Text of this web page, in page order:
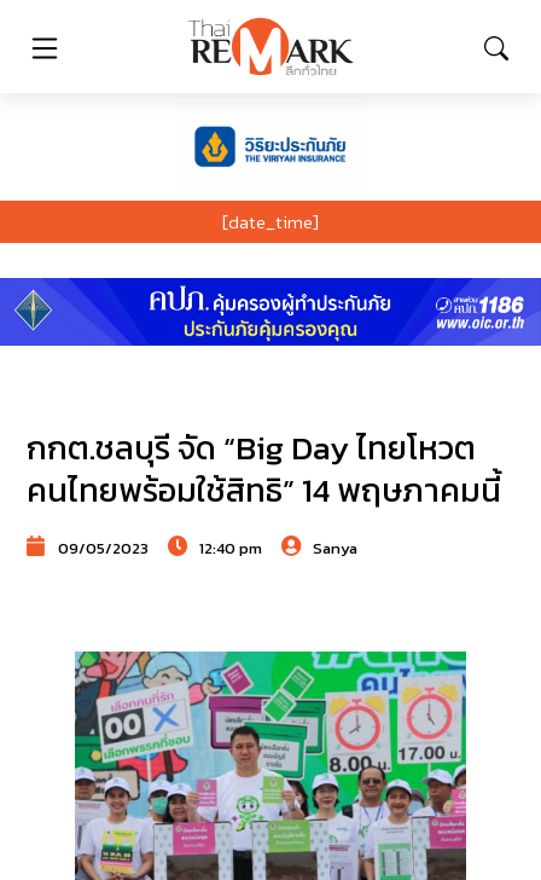
[date_time]
กกต.ชลบุรี จัด “Big Day ไทยโหวต
คนไทยพร้อมใช้สิทธิ” 14 พฤษภาคมนี้
09/05/2023 12:40 pm Sanya